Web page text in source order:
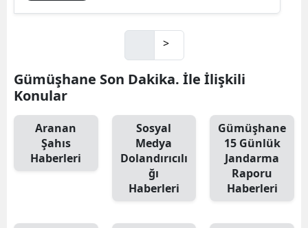
>
Gümüşhane Son Dakika. İle İlişkili
Konular
Aranan
Şahıs
Haberleri
Sosyal
Medya
Dolandırıcılı
ğı
Haberleri
Gümüşhane
15 Günlük
Jandarma
Raporu
Haberleri